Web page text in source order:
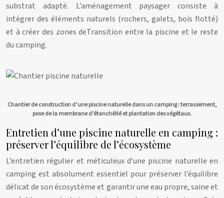
substrat adapté. L’aménagement paysager consiste à
intégrer des éléments naturels (rochers, galets, bois flotté)
et à créer des zones deTransition entre la piscine et le reste
du camping.
Chantier de construction d’une piscine naturelle dans un camping : terrassement,
pose de la membrane d’étanchéité et plantation des végétaux.
Entretien d’une piscine naturelle en camping :
préserver l’équilibre de l’écosystème
L’entretien régulier et méticuleux d’une piscine naturelle en
camping est absolument essentiel pour préserver l’équilibre
délicat de son écosystème et garantir une eau propre, saine et